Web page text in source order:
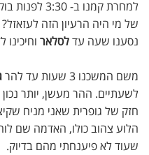
למחרת קמנו ב- 3:30 לפנות בוקר על מנת לראות
של מי היה הרעיון הזה לעזאזל? השעה 3:30 ... עוד
נסענו שעה עדלסלאר
משם המשכנו 3 שעות עד להר
לשעתיים. ההר מעשן, יותר
חזק של גופרית שאני מניח
הלוע צהוב כולו, האדמה שם
שעוד לא פיענחתי מהם בדיוק.